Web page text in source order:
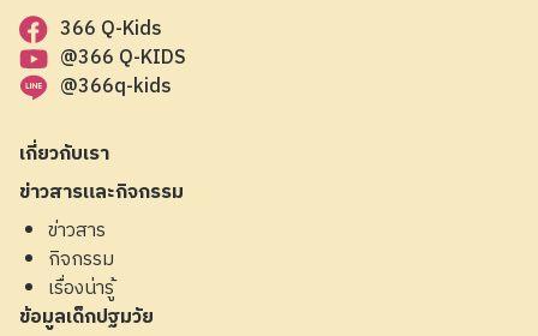
เกี่ยวกับเรา
ข่าวสารและกิจกรรม
ข่าวสาร
กิจกรรม
เรื่องน่ารู้
ข้อมูลเด็กปฐมวัย
366 Q-Kids
@366 Q-KIDS
@366q-kids